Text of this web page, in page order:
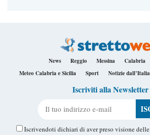
News Reggio Messina Calabria
Meteo Calabria e Sicilia
Sport Notizie dall’Italia
Iscriviti alla Newsletter
Iscrivendoti dichiari di aver preso visione delle